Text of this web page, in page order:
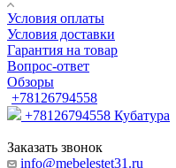
Условия оплаты
Условия доставки
Гарантия на товар
Вопрос-ответ
Обзоры
+78126794558
+78126794558 Кубатура
Заказать звонок
info@mebelestet31.ru